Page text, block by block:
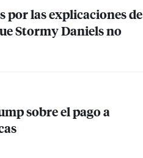
por las explicaciones de
Stormy Daniels no
sobre el pago a